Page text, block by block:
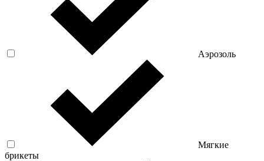
Аэрозоль
Мягкие
брикеты